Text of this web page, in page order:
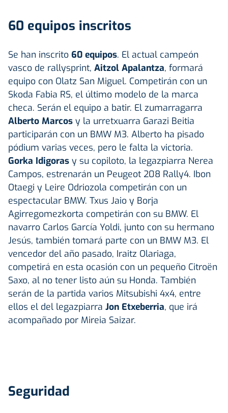
60 equipos inscritos
Se han inscrito 60 equipos. El actual campeón
vasco de rallysprint, Aitzol Apalantza, formará
equipo con Olatz San Miguel. Competirán con un
Skoda Fabia RS, el último modelo de la marca
checa. Serán el equipo a batir. El zumarragarra
Alberto Marcos y la urretxuarra Garazi Beitia
participarán con un BMW M3. Alberto ha pisado
pódium varias veces, pero le falta la victoria.
Gorka Idigoras y su copiloto, la legazpiarra Nerea
Campos, estrenarán un Peugeot 208 Rally4. Ibon
Otaegi y Leire Odriozola competirán con un
espectacular BMW. Txus Jaio y Borja
Agirregomezkorta competirán con su BMW. El
navarro Carlos García Yoldi, junto con su hermano
Jesús, también tomará parte con un BMW M3. El
vencedor del año pasado, Iraitz Olariaga,
competirá en esta ocasión con un pequeño Citroën
Saxo, al no tener listo aún su Honda. También
serán de la partida varios Mitsubishi 4x4, entre
ellos el del legazpiarra Jon Etxeberria, que irá
acompañado por Mireia Saizar.
Seguridad